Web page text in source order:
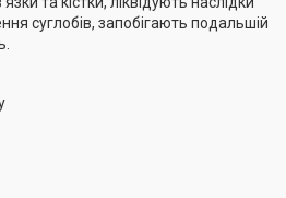
суглобів, запобігають подальшій